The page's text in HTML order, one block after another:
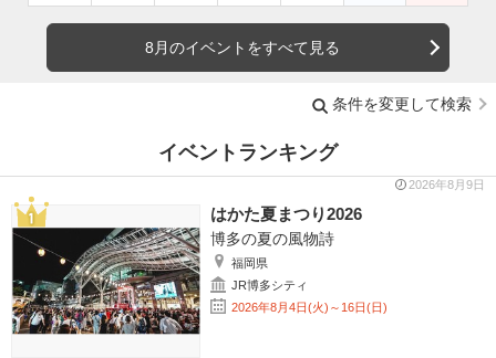
8月のイベントをすべて見る
条件を変更して検索
イベントランキング
2026年8月9日
はかた夏まつり2026
博多の夏の風物詩
福岡県
JR博多シティ
2026年8月4日(火)～16日(日)